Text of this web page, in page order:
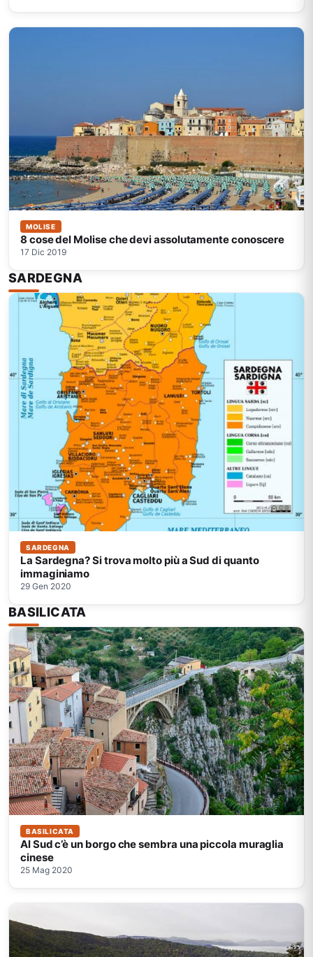
MOLISE
8 cose del Molise che devi assolutamente conoscere
17 Dic 2019
SARDEGNA
SARDEGNA
La Sardegna? Si trova molto più a Sud di quanto
immaginiamo
29 Gen 2020
BASILICATA
BASILICATA
Al Sud c’è un borgo che sembra una piccola muraglia
cinese
25 Mag 2020